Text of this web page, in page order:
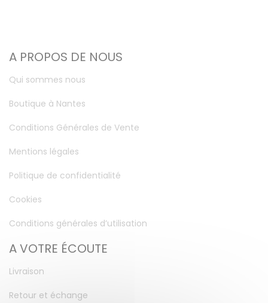
A PROPOS DE NOUS
Qui sommes nous
Boutique à Nantes
Conditions Générales de Vente
Mentions légales
Politique de confidentialité
Cookies
Conditions générales d’utilisation
A VOTRE ÉCOUTE
Livraison
Retour et échange